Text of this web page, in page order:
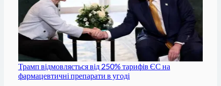
Трамп відмовляється від 250% тарифів ЄС на
фармацевтичні препарати в угоді